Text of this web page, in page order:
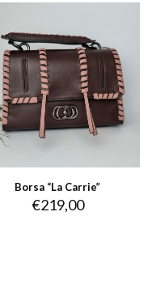
Borsa “La Carrie”
€219,00